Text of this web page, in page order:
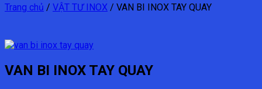
Trang chủ / VẬT TƯ INOX / VAN BI INOX TAY QUAY
VAN BI INOX TAY QUAY